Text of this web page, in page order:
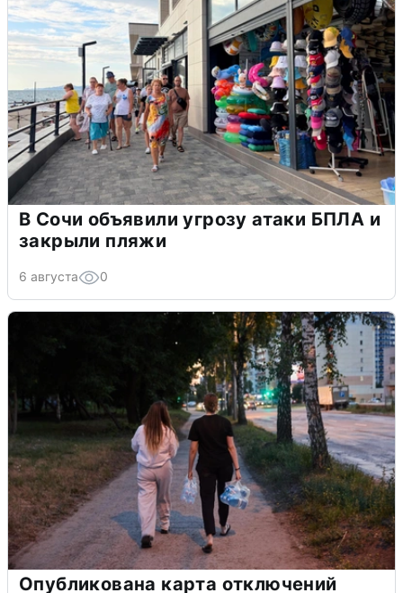
В Сочи объявили угрозу атаки БПЛА и
закрыли пляжи
6 августа 0
Опубликована карта отключений